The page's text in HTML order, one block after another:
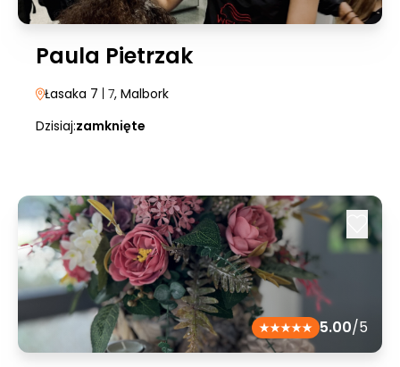
Paula Pietrzak
Łasaka 7 | 7, Malbork
Dzisiaj:zamknięte
5.00/5